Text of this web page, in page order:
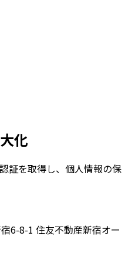
化
証を取得し、個人情報の保
6-8-1 住友不動産新宿オー